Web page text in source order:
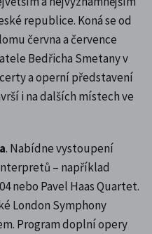
republice. Koná se od
června a července
Bedřicha Smetany v
a operní představení
i na dalších místech ve
. Nabídne vystoupení
– například
nebo Pavel Haas Quartet.
London Symphony
Program doplní opery